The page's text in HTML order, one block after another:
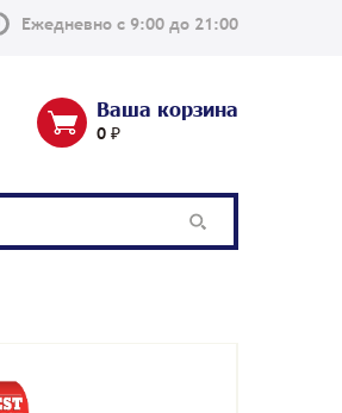
Ежедневно с 9:00 до 21:00
Ваша корзина
0 ₽